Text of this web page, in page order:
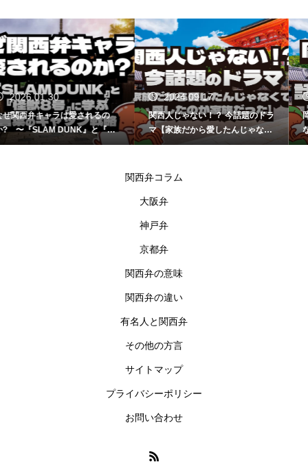
2024.09.17
関西人じゃない！？ 今話題のドラ
マ【家族だから愛したんじゃなく
て、愛したのが家族だった】
2024.09.09
岡田准一さんが関西弁を話さな
なった理由はなぜ？
関西弁コラム
大阪弁
神戸弁
京都弁
関西弁の意味
関西弁の違い
有名人と関西弁
その他の方言
サイトマップ
プライバシーポリシー
お問い合わせ